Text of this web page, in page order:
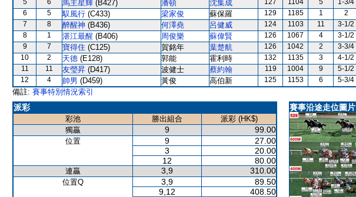
5
6 馬主星輝 (B427) 潘頓 沈集成 127 1104 5 1-3/4
6
5 馭風行 (C433) 梁家俊 蘇保羅 129 1185 1 2
7
8 醉醒神 (B436) 何澤堯 呂健威 124 1103 11 3-1/2
8
1 湛江最醒 (B406) 周俊樂 蘇偉賢 126 1067 4 3-1/2
9
7 寶得住 (C125) 賀銘年 葉楚航 126 1042 2 3-3/4
10
2 天德 (E128) 郭能 霍利時 132 1135 3 4-1/2
11
11 友瑩昇 (D417) 波健士 蔡約翰 119 1004 9 5-1/2
12
4 帥男 (D459) 黃俊 高伯新 125 1153 6 5-3/4
備註: 賽事特別情況索引
派彩
彩池 勝出組合
派彩 (HK$)
獨贏
9 99.00
位置 9
27.00
3
20.00
12
80.00
連贏 3,9 310.00
位置Q 3,9
89.50
9,12
408.50
賽事沿途走位圖片